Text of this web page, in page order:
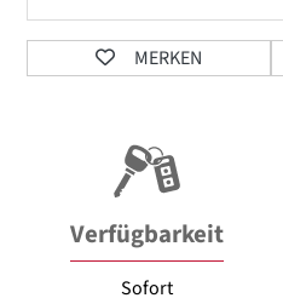
MERKEN
Verfügbarkeit
Sofort